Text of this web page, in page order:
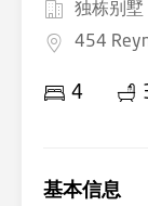
独栋别墅
454
4
基本信息